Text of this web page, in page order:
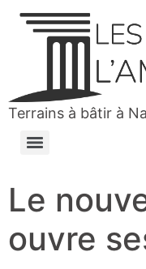
Terrains à bâtir à
Le
ouvre